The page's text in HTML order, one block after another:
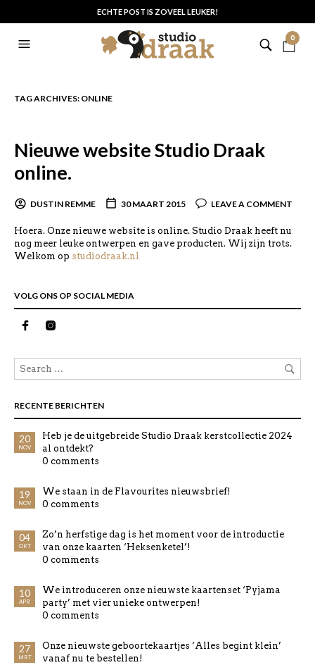
ECHTE POST IS ZOVEEL LEUKER!
0
TAG ARCHIVES: ONLINE
Nieuwe website Studio Draak
online.
DUSTIN REMME 30 MAART 2015 LEAVE A COMMENT
Hoera. Onze nieuwe website is online. Studio Draak heeft nu
nog meer leuke ontwerpen en gave producten. Wij zijn trots.
Welkom op studiodraak.nl
VOLG ONS OP SOCIAL MEDIA
RECENTE BERICHTEN
20
NOV
Heb je de uitgebreide Studio Draak kerstcollectie 2024
al ontdekt?
0 comments
19
NOV
We staan in de Flavourites nieuwsbrief!
0 comments
04
OKT
Zo’n herfstige dag is het moment voor de introductie
van onze kaarten ‘Heksenketel’!
0 comments
10
APR
We introduceren onze nieuwste kaartenset ‘Pyjama
party’ met vier unieke ontwerpen!
0 comments
27
MRT
Onze nieuwste geboortekaartjes ‘Alles begint klein’
vanaf nu te bestellen!